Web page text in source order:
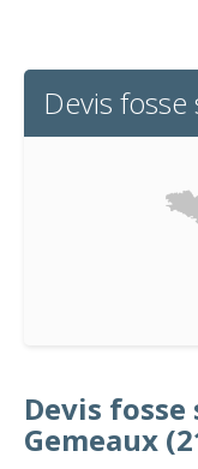
Devis
Devis
Gemeaux